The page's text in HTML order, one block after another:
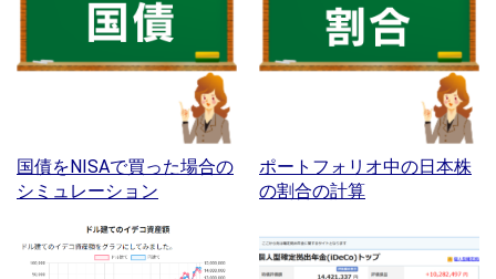
国債をNISAで買った場合の
シミュレーション
ポートフォリオ中の日本株
の割合の計算